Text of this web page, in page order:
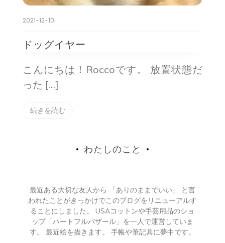
2021-12-10
ドッグイヤー
こんにちは！Roccoです。 放置状態だ
った […]
続きを読む
わたしのこと
最近ある大切な友人から 「ありのままでいい」 と言
われたことがきっかけでこのブログをリニューアルす
ることにしました。 USAコットンや手芸用品のショ
ップ「ハートフルバザール」を一人で運営していま
す。 最近絵を描きます。 手帳や筆記具に夢中です。